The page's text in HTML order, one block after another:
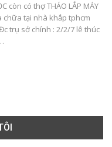
còn có thợ THÁO LẮP MÁY
chữa tại nhà khắp tphcm
trụ sở chính : 2/2/7 lê thúc